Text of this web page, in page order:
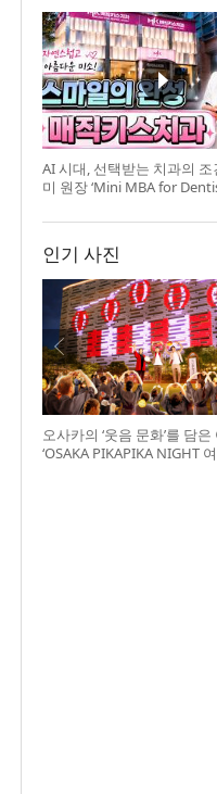
AI 시대, 선택받는 치과의
미 원장 ‘Mini MBA for
인기 사진
오사카의 ‘웃음 문화’를 담
‘OSAKA PIKAPIKA NIGHT